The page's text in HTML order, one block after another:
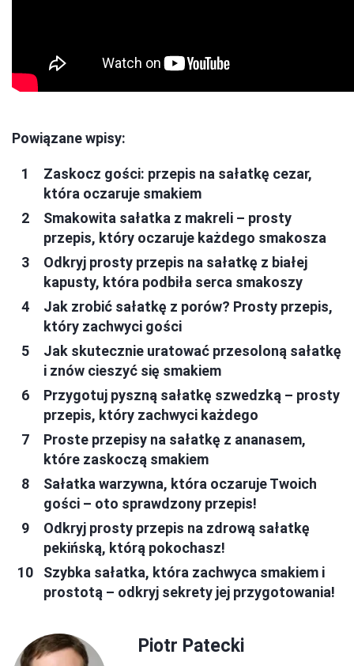
Powiązane wpisy:
Zaskocz gości: przepis na sałatkę cezar,
która oczaruje smakiem
Smakowita sałatka z makreli – prosty
przepis, który oczaruje każdego smakosza
Odkryj prosty przepis na sałatkę z białej
kapusty, która podbiła serca smakoszy
Jak zrobić sałatkę z porów? Prosty przepis,
który zachwyci gości
Jak skutecznie uratować przesoloną sałatkę
i znów cieszyć się smakiem
Przygotuj pyszną sałatkę szwedzką – prosty
przepis, który zachwyci każdego
Proste przepisy na sałatkę z ananasem,
które zaskoczą smakiem
Sałatka warzywna, która oczaruje Twoich
gości – oto sprawdzony przepis!
Odkryj prosty przepis na zdrową sałatkę
pekińską, którą pokochasz!
Szybka sałatka, która zachwyca smakiem i
prostotą – odkryj sekrety jej przygotowania!
Piotr Patecki